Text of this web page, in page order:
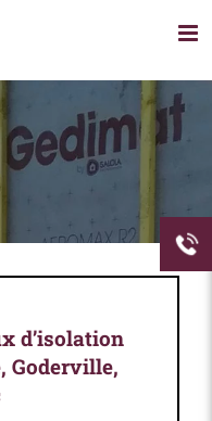
d’isolation
Goderville,